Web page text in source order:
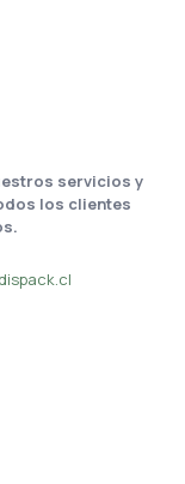
servicios y
los clientes